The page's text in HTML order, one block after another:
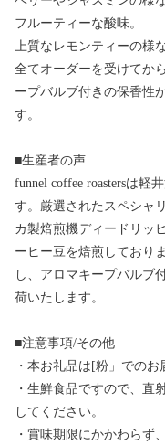
フルーティーな酸味。
上質なレモンティーの様
全てオーダーを受けてか
ープバルブ付きの保香性
す。
■生産者の声
funnel coffee roastersは軽
す。厳選されたスペシャ
カ製焙煎機ディードリッ
ーヒー豆を焙煎しており
し、アロマキープバルブ
荷いたします。
■注意事項/その他
・本お礼品は[粉」でのお
・生鮮食品ですので、直
してください。
・賞味期限にかかわらず